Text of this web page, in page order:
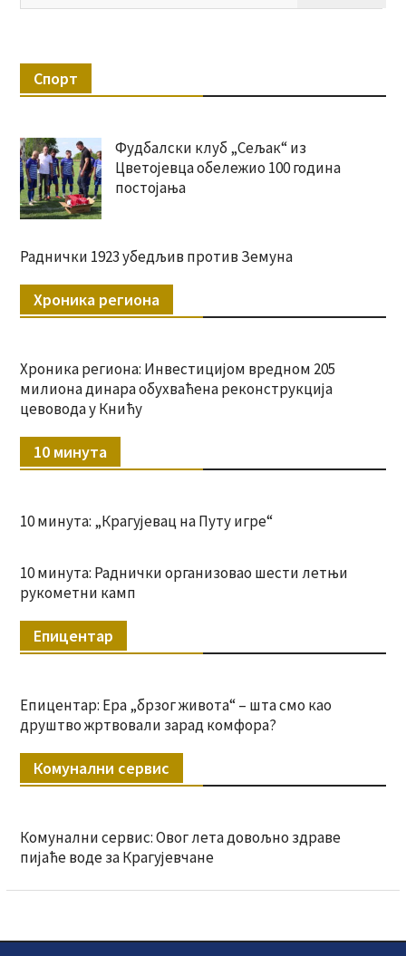
Спорт
Фудбалски клуб „Сељак“ из
Цветојевца обележио 100 година
постојања
Раднички 1923 убедљив против Земуна
Хроника региона
Хроника региона: Инвестицијом вредном 205
милиона динара обухваћена реконструкција
цевовода у Книћу
10 минута
10 минута: „Крагујевац на Путу игре“
10 минута: Раднички организовао шести летњи
рукометни камп
Епицентар
Епицентар: Ера „брзог живота“ – шта смо као
друштво жртвовали зарад комфора?
Комунални сервис
Комунални сервис: Овог лета довољно здраве
пијаће воде за Крагујевчане